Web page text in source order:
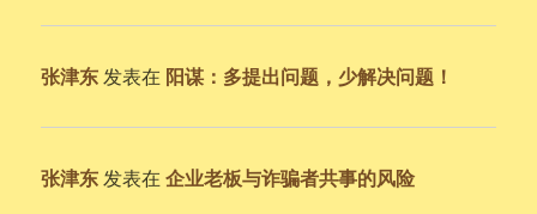
张津东 发表在 阳谋：多提出问题，少解决问题！
张津东 发表在企业老板与诈骗者共事的风险